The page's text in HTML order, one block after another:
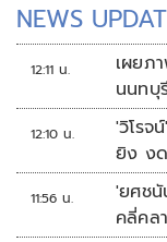
NEWS
12:11 น.
เผยภ
นนทบุ
12:10 น.
'วิโรจ
ยิง ง
11:56 น.
'ยศช
คลี่คล